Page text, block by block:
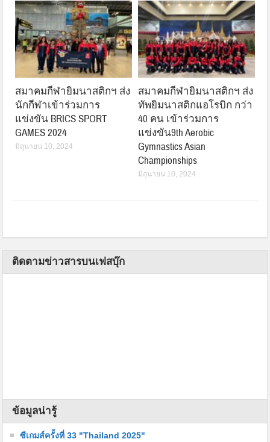
สมาคมกีฬายิมนาสติกฯ ส่ง
นักกีฬาเข้าร่วมการ
แข่งขัน BRICS SPORT
GAMES 2024
มิถุนายน 10, 2024
สมาคมกีฬายิมนาสติกฯ ส่ง
ทัพยิมนาสติกแอโรบิก กว่า
40 คน เข้าร่วมการ
แข่งขัน9th Aerobic
Gymnastics Asian
Championships
มิถุนายน 10, 2024
ติดตามข่าวสารบนเฟสบุ๊ก
ข้อมูลน่ารู้
ซีเกมส์ครั้งที่ 33 "Thailand 2025"